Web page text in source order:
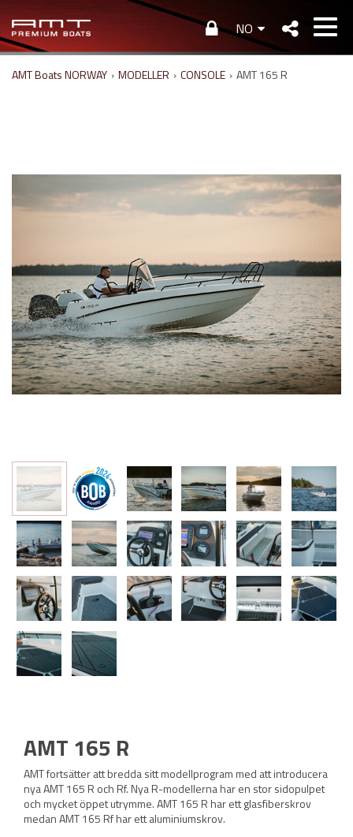
NO
AMT Boats NORWAY › MODELLER › CONSOLE › AMT 165 R
AMT 165 R
AMT fortsätter att bredda sitt modellprogram med att introducera
nya AMT 165 R och Rf. Nya R-modellerna har en stor sidopulpet
och mycket öppet utrymme. AMT 165 R har ett glasfiberskrov
medan AMT 165 Rf har ett aluminiumskrov.